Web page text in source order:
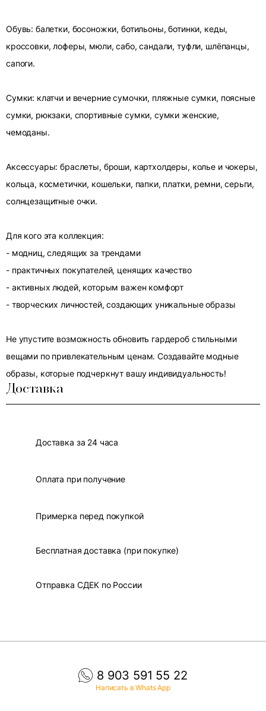
Обувь: балетки, босоножки, ботильоны, ботинки, кеды,
кроссовки, лоферы, мюли, сабо, сандали, туфли, шлёпанцы,
сапоги.
Сумки: клатчи и вечерние сумочки, пляжные сумки, поясные
сумки, рюкзаки, спортивные сумки, сумки женские,
чемоданы.
Аксессуары: браслеты, броши, картхолдеры, колье и чокеры,
кольца, косметички, кошельки, папки, платки, ремни, серьги,
солнцезащитные очки.
Для кого эта коллекция:
- модниц, следящих за трендами
- практичных покупателей, ценящих качество
- активных людей, которым важен комфорт
- творческих личностей, создающих уникальные образы
Не упустите возможность обновить гардероб стильными
вещами по привлекательным ценам. Создавайте модные
образы, которые подчеркнут вашу индивидуальность!
Доставка
Доставка за 24 часа
Оплата при получение
Примерка перед покупкой
Бесплатная доставка (при покупке)
Отправка СДЕК по России
8 903 591 55 22
Написать в Whats App